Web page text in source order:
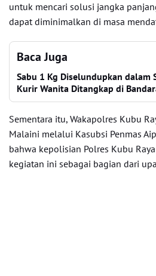
untuk mencari solusi jangka
dapat diminimalkan di masa
Baca Juga
Sabu 1 Kg Diselundupkan dalam
Kurir Wanita Ditangkap di
Sementara itu, Wakapolres Kubu
Malaini melalui Kasubsi Penmas
bahwa kepolisian Polres Kubu
kegiatan ini sebagai bagian dari